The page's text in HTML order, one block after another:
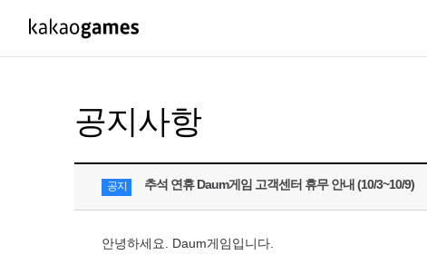
도깨비의세계
오딘: 발할라 라이징
아키에이지 워
패스 오브 엑자일 2
패스 오브 엑자일
공지사항
공지 추석 연휴 Daum게임 고객센터 휴무 안내 (10/3~10/9)
안녕하세요. Daum게임입니다.